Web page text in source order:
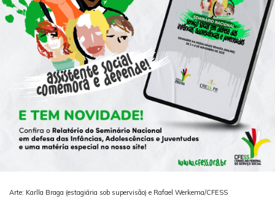
Arte: Karlla Braga (estagiária sob supervisão) e Rafael Werkema/CFESS